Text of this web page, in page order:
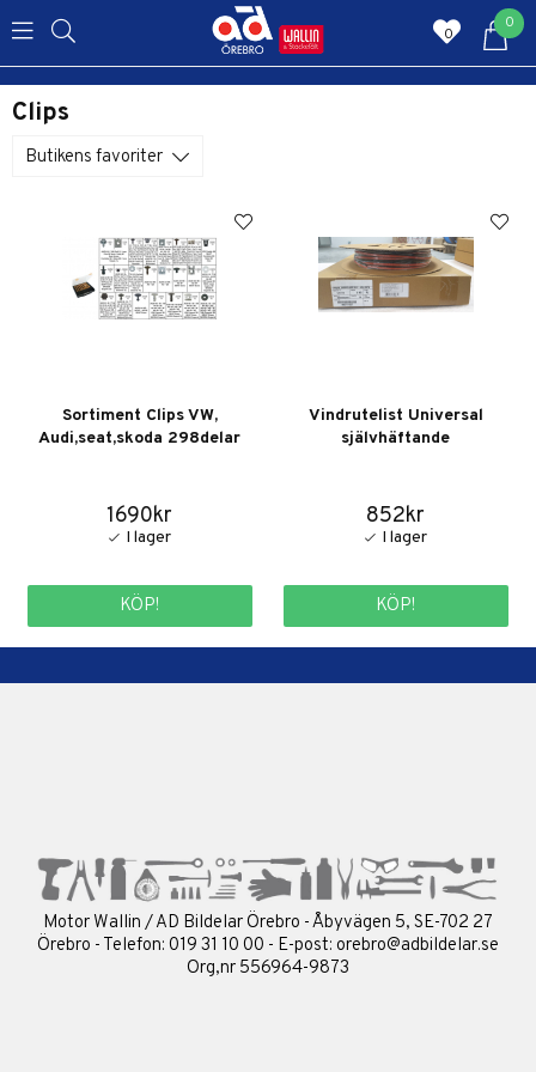
0
0
Clips
Butikens favoriter
Sortiment Clips VW,
Audi,seat,skoda 298delar
1690kr
KÖP!
Vindrutelist Universal
självhäftande
852kr
KÖP!
Motor Wallin / AD Bildelar Örebro - Åbyvägen 5, SE-702 27
Örebro - Telefon: 019 31 10 00 - E-post: orebro@adbildelar.se
Org,nr 556964-9873